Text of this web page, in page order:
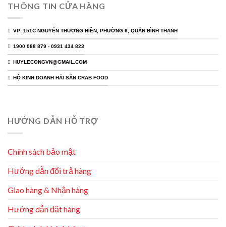
THÔNG TIN CỬA HÀNG
VP: 151C NGUYỄN THƯỢNG HIỀN, PHƯỜNG 6, QUẬN BÌNH THẠNH
1900 088 879 - 0931 434 823
HUYLECONGVN@GMAIL.COM
HỘ KINH DOANH HẢI SẢN CRAB FOOD
HƯỚNG DẪN HỖ TRỢ
Chính sách bảo mật
Hướng dẫn đổi trả hàng
Giao hàng & Nhận hàng
Hướng dẫn đặt hàng